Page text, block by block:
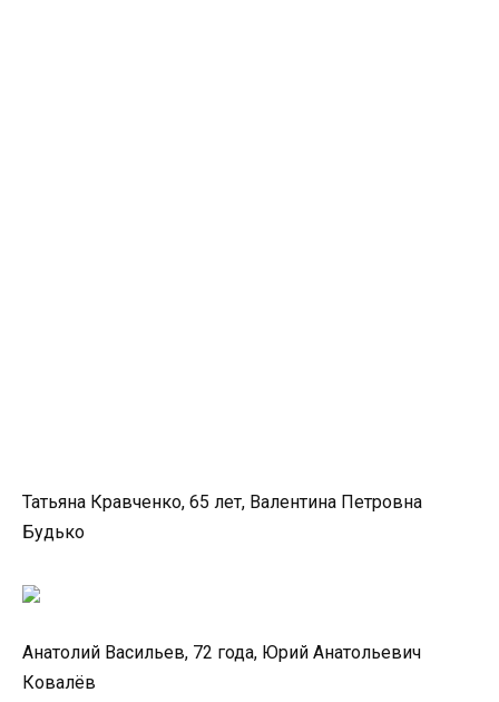
Татьяна Кравченко, 65 лет, Валентина Петровна
Будько
Анатолий Васильев, 72 года, Юрий Анатольевич
Ковалёв